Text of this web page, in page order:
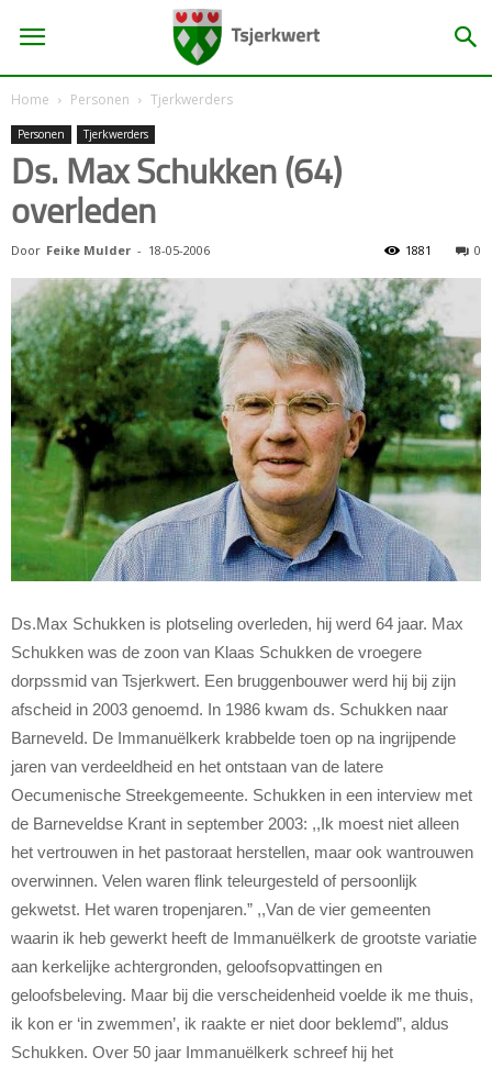
Home Personen Tjerkwerders
Personen Tjerkwerders
Ds. Max Schukken (64)
overleden
Door Feike Mulder - 18-05-2006 0
1881
Ds.Max Schukken is plotseling overleden, hij werd 64 jaar. Max
Schukken was de zoon van Klaas Schukken de vroegere
dorpssmid van Tsjerkwert. Een bruggenbouwer werd hij bij zijn
afscheid in 2003 genoemd. In 1986 kwam ds. Schukken naar
Barneveld. De Immanuëlkerk krabbelde toen op na ingrijpende
jaren van verdeeldheid en het ontstaan van de latere
Oecumenische Streekgemeente. Schukken in een interview met
de Barneveldse Krant in september 2003: ,,Ik moest niet alleen
het vertrouwen in het pastoraat herstellen, maar ook wantrouwen
overwinnen. Velen waren flink teleurgesteld of persoonlijk
gekwetst. Het waren tropenjaren.” ,,Van de vier gemeenten
waarin ik heb gewerkt heeft de Immanuëlkerk de grootste variatie
aan kerkelijke achtergronden, geloofsopvattingen en
geloofsbeleving. Maar bij die verscheidenheid voelde ik me thuis,
ik kon er ‘in zwemmen’, ik raakte er niet door beklemd”, aldus
Schukken. Over 50 jaar Immanuëlkerk schreef hij het